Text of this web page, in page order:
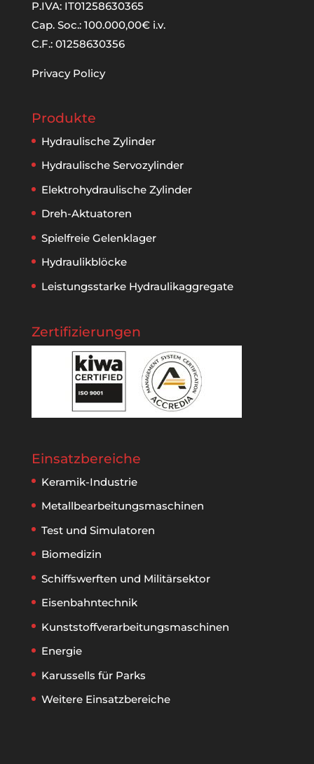
P.IVA: IT01258630365
Cap. Soc.: 100.000,00€ i.v.
C.F.: 01258630356
Privacy Policy
Produkte
Hydraulische Zylinder
Hydraulische Servozylinder
Elektrohydraulische Zylinder
Dreh-Aktuatoren
Spielfreie Gelenklager
Hydraulikblöcke
Leistungsstarke Hydraulikaggregate
Zertifizierungen
Einsatzbereiche
Keramik-Industrie
Metallbear­beitungs­maschinen
Test und Simulatoren
Biomedizin
Schiffswerften und Militärsektor
Eisenbahntechnik
Kunststoff­verarbeitungs­maschinen
Energie
Karussells für Parks
Weitere Einsatzbereiche